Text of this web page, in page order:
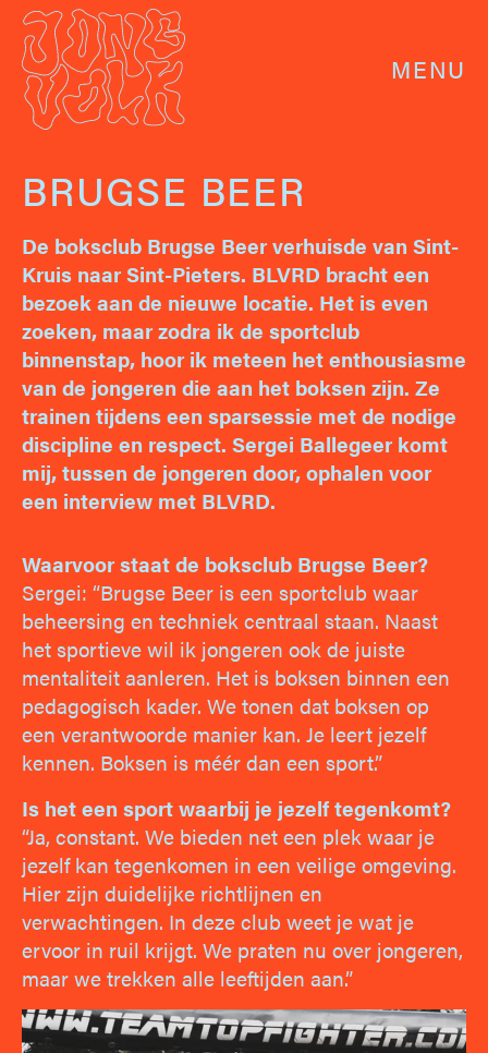
MENU
BRUGSE BEER
De boksclub Brugse Beer verhuisde van Sint-
Kruis naar Sint-Pieters. BLVRD bracht een
bezoek aan de nieuwe locatie. Het is even
zoeken, maar zodra ik de sportclub
binnenstap, hoor ik meteen het enthousiasme
van de jongeren die aan het boksen zijn. Ze
trainen tijdens een sparsessie met de nodige
discipline en respect. Sergei Ballegeer komt
mij, tussen de jongeren door, ophalen voor
een interview met BLVRD.
Waarvoor staat de boksclub Brugse Beer?
Sergei: “Brugse Beer is een sportclub waar
beheersing en techniek centraal staan. Naast
het sportieve wil ik jongeren ook de juiste
mentaliteit aanleren. Het is boksen binnen een
pedagogisch kader. We tonen dat boksen op
een verantwoorde manier kan. Je leert jezelf
kennen. Boksen is méér dan een sport.”
Is het een sport waarbij je jezelf tegenkomt?
“Ja, constant. We bieden net een plek waar je
jezelf kan tegenkomen in een veilige omgeving.
Hier zijn duidelijke richtlijnen en
verwachtingen. In deze club weet je wat je
ervoor in ruil krijgt. We praten nu over jongeren,
maar we trekken alle leeftijden aan.”